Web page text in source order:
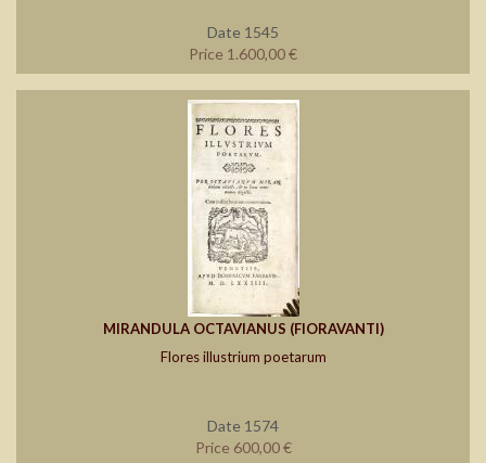
Date 1545
Price 1.600,00 €
MIRANDULA OCTAVIANUS (FIORAVANTI)
Flores illustrium poetarum
Date 1574
Price 600,00 €